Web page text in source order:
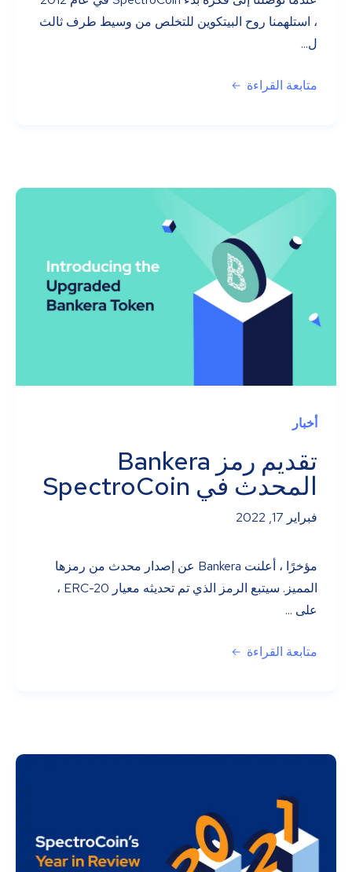
، استلهمنا روح البيتكوين للتخلص من وسيط طرف ثالث
ل...
متابعة القراءة
أخبار
تقديم رمز Bankera
المحدث في SpectroCoin
فبراير 17, 2022
مؤخرًا ، أعلنت Bankera عن إصدار محدث من رمزها
المميز. سيتبع الرمز الذي تم تحديثه معيار ERC-20 ،
على ...
متابعة القراءة